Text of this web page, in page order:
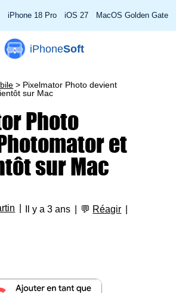
iPhone 18 Pro iOS 27 MacOS Golden Gate
iPhoneSoft
> Pixelmator Photo devient
sur Mac
Photo
et
sur Mac
Il y a 3 ans 💬 Réagir